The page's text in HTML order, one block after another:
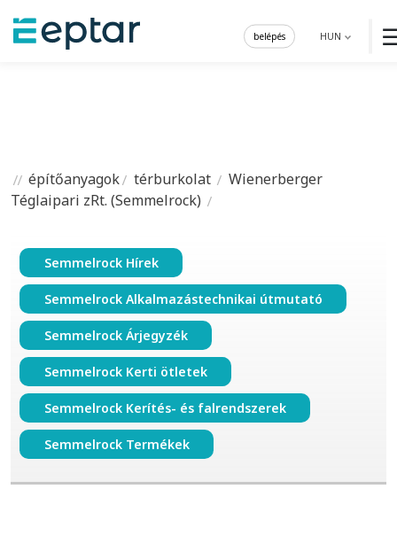
HUN
belépés
építőanyagok térburkolat
Wienerberger
Téglaipari zRt. (Semmelrock)
Semmelrock Hírek
Semmelrock Alkalmazástechnikai útmutató
Semmelrock Árjegyzék
Semmelrock Kerti ötletek
Semmelrock Kerítés- és falrendszerek
Semmelrock Termékek